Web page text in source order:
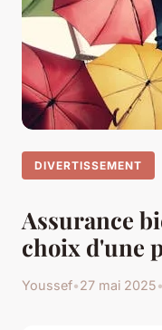
DIVERTISSEMENT
Assurance
choix d'une
Youssef•27 mai 2025•